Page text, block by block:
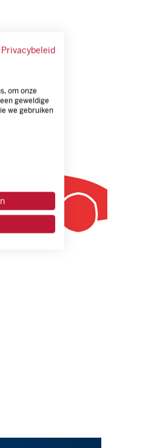
Privacybeleid
om onze
geweldige
we gebruiken